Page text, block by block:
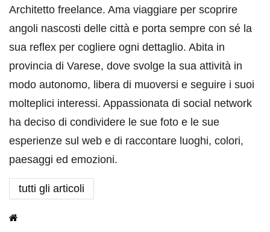
Architetto freelance. Ama viaggiare per scoprire
angoli nascosti delle città e porta sempre con sé la
sua reflex per cogliere ogni dettaglio. Abita in
provincia di Varese, dove svolge la sua attività in
modo autonomo, libera di muoversi e seguire i suoi
molteplici interessi. Appassionata di social network
ha deciso di condividere le sue foto e le sue
esperienze sul web e di raccontare luoghi, colori,
paesaggi ed emozioni.
tutti gli articoli